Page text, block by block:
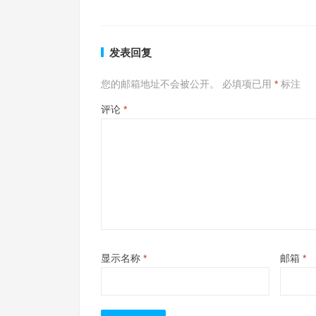
发表回复
您的邮箱地址不会被公开。 必填项已用 * 标注
评论 *
显示名称 * 邮箱 *